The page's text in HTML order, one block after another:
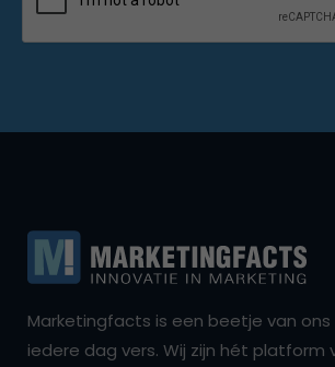
Marketingfacts is een beetje van ons
iedere dag vers. Wij zijn hét platform